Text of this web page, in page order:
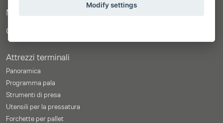
Merchandise Shop
Configuratore del prezzo
Attrezzi terminali
Panoramica
Programma pala
Strumenti di presa
Utensili per la pressatura
Forchette per pallet
Modify settings